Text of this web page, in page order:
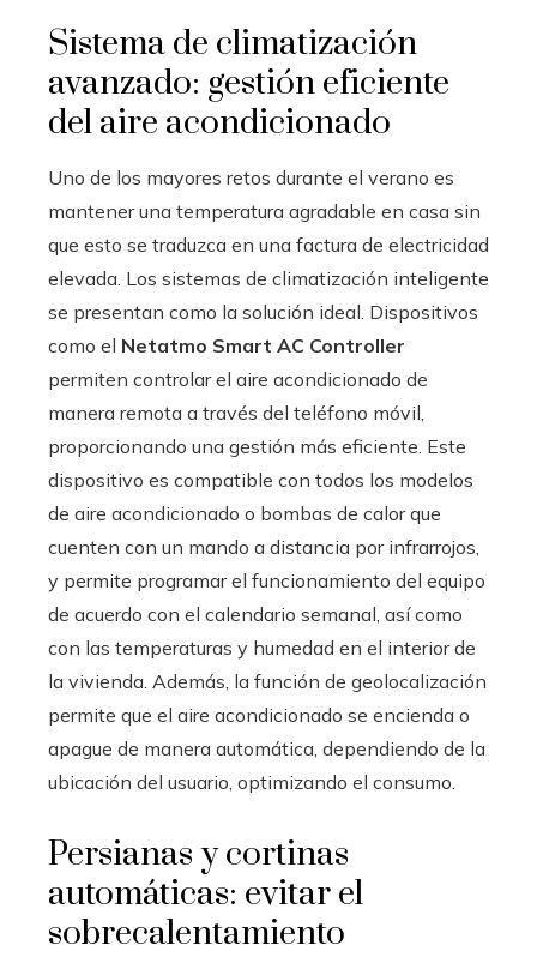
Sistema de climatización
avanzado: gestión eficiente
del aire acondicionado
Uno de los mayores retos durante el verano es
mantener una temperatura agradable en casa sin
que esto se traduzca en una factura de electricidad
elevada. Los sistemas de climatización inteligente
se presentan como la solución ideal. Dispositivos
como el Netatmo Smart AC Controller
permiten controlar el aire acondicionado de
manera remota a través del teléfono móvil,
proporcionando una gestión más eficiente. Este
dispositivo es compatible con todos los modelos
de aire acondicionado o bombas de calor que
cuenten con un mando a distancia por infrarrojos,
y permite programar el funcionamiento del equipo
de acuerdo con el calendario semanal, así como
con las temperaturas y humedad en el interior de
la vivienda. Además, la función de geolocalización
permite que el aire acondicionado se encienda o
apague de manera automática, dependiendo de la
ubicación del usuario, optimizando el consumo.
Persianas y cortinas
automáticas: evitar el
sobrecalentamiento